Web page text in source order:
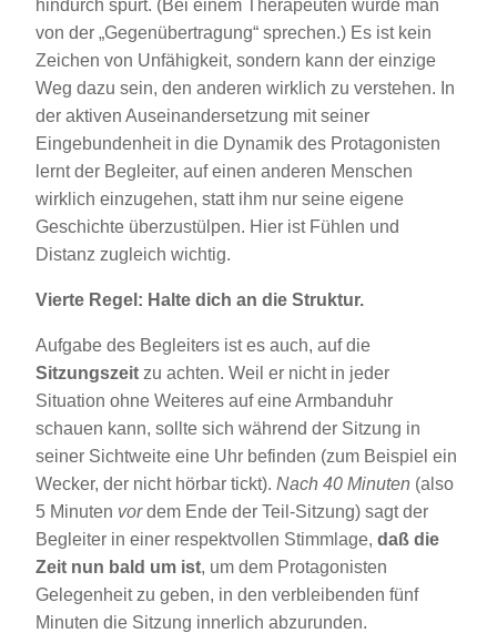
hindurch spürt. (Bei einem Therapeuten würde man
von der „Gegenübertragung“ sprechen.) Es ist kein
Zeichen von Unfähigkeit, sondern kann der einzige
Weg dazu sein, den anderen wirklich zu verstehen. In
der aktiven Auseinandersetzung mit seiner
Eingebundenheit in die Dynamik des Protagonisten
lernt der Begleiter, auf einen anderen Menschen
wirklich einzugehen, statt ihm nur seine eigene
Geschichte überzustülpen. Hier ist Fühlen und
Distanz zugleich wichtig.
Vierte Regel: Halte dich an die Struktur.
Aufgabe des Begleiters ist es auch, auf die
Sitzungszeit zu achten. Weil er nicht in jeder
Situation ohne Weiteres auf eine Armbanduhr
schauen kann, sollte sich während der Sitzung in
seiner Sichtweite eine Uhr befinden (zum Beispiel ein
Wecker, der nicht hörbar tickt). Nach 40 Minuten (also
5 Minuten vordem Ende der Teil-Sitzung) sagt der
Begleiter in einer respektvollen Stimmlage, daß die
Zeit nun bald um ist, um dem Protagonisten
Gelegenheit zu geben, in den verbleibenden fünf
Minuten die Sitzung innerlich abzurunden.